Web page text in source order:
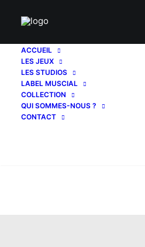
ACCUEIL
LES JEUX
LES STUDIOS
LABEL MUSCIAL
COLLECTION
QUI SOMMES-NOUS ?
CONTACT